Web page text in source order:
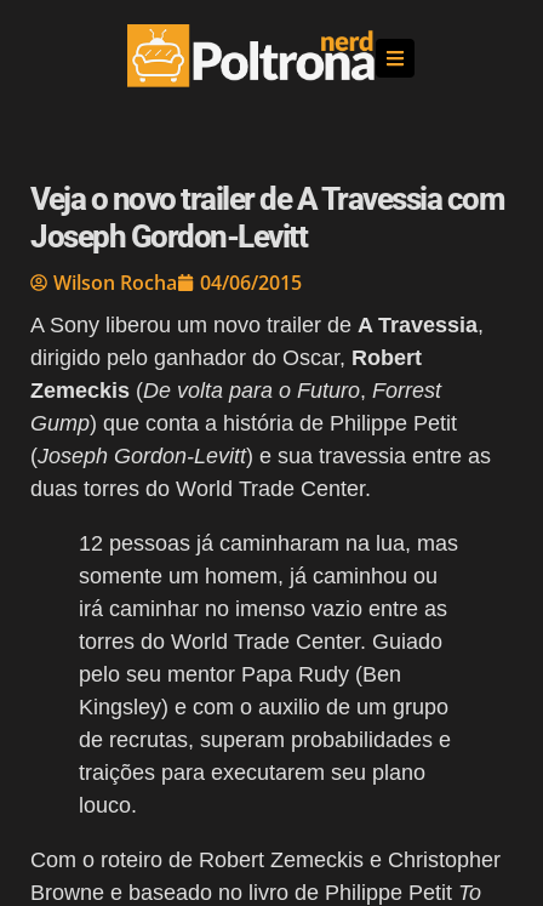
Veja o novo trailer de A Travessia com
Joseph Gordon-Levitt
Wilson Rocha 04/06/2015
A Sony liberou um novo trailer de A Travessia,
dirigido pelo ganhador do Oscar, Robert
Zemeckis (De volta para o Futuro, Forrest
Gump) que conta a história de Philippe Petit
(Joseph Gordon-Levitt) e sua travessia entre as
duas torres do World Trade Center.
12 pessoas já caminharam na lua, mas
somente um homem, já caminhou ou
irá caminhar no imenso vazio entre as
torres do World Trade Center. Guiado
pelo seu mentor Papa Rudy (Ben
Kingsley) e com o auxilio de um grupo
de recrutas, superam probabilidades e
traições para executarem seu plano
louco.
Com o roteiro de Robert Zemeckis e Christopher
Browne e baseado no livro de Philippe Petit To